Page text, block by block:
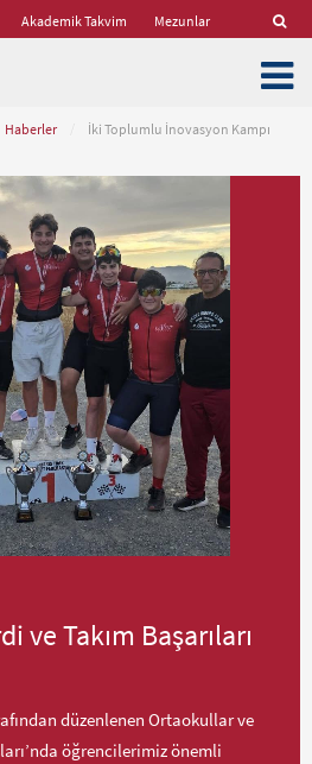
Akademik Takvim Mezunlar
Haberler İki Toplumlu İnovasyon Kampı
ve Takım Başarıları
düzenlenen Ortaokullar ve
öğrencilerimiz önemli